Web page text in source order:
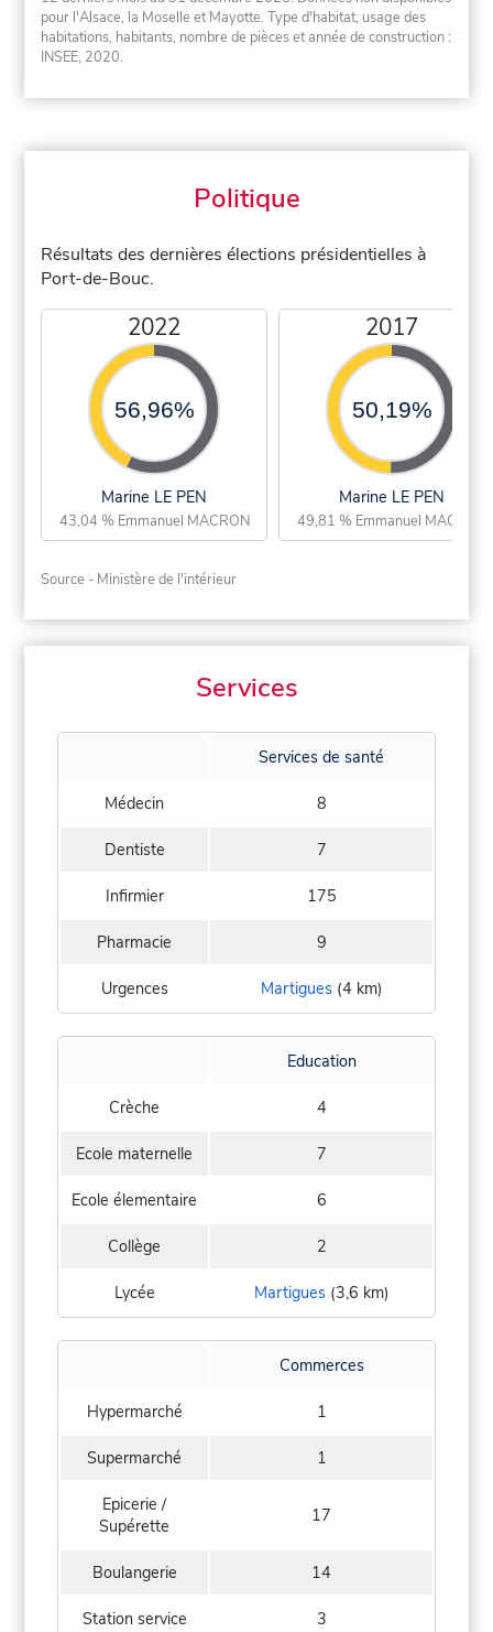
pour l'Alsace, la Moselle et Mayotte. Type d'habitat, usage des
habitations, habitants, nombre de pièces et année de construction :
INSEE, 2020.
Politique
Résultats des dernières élections présidentielles à
Port-de-Bouc.
2022
56,96%
Marine LE PEN
43,04 % Emmanuel MACRON
2017
50,19%
Marine LE PEN
49,81 % Emmanuel MACRON
Source - Ministère de l'intérieur
Services
Services de santé
Médecin 8
Dentiste 7
Infirmier 175
Pharmacie 9
Urgences Martigues(4 km)
Education
Crèche 4
Ecole maternelle 7
Ecole élementaire 6
Collège 2
Lycée Martigues(3,6 km)
Commerces
Hypermarché 1
Supermarché 1
Epicerie /
Supérette
17
Boulangerie 14
Station service 3